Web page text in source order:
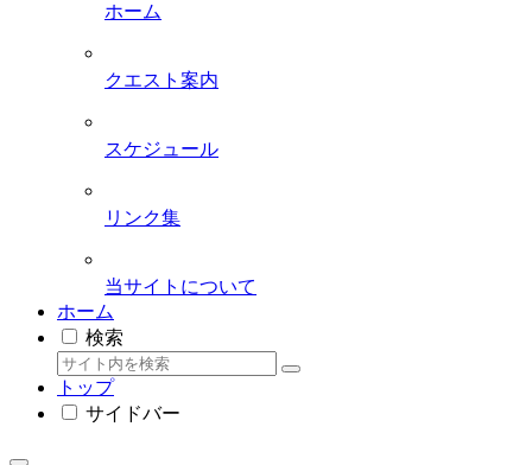
ホーム
クエスト案内
スケジュール
リンク集
当サイトについて
ホーム
検索
トップ
サイドバー